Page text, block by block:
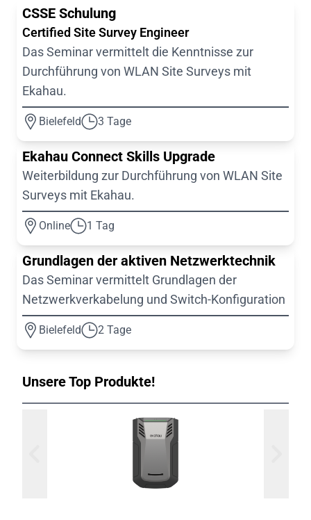
CSSE Schulung
Certified Site Survey Engineer
Das Seminar vermittelt die Kenntnisse zur
Durchführung von WLAN Site Surveys mit
Ekahau.
Bielefeld 3 Tage
Ekahau Connect Skills Upgrade
Weiterbildung zur Durchführung von WLAN Site
Surveys mit Ekahau.
Online 1 Tag
Grundlagen der aktiven Netzwerktechnik
Das Seminar vermittelt Grundlagen der
Netzwerkverkabelung und Switch-Konfiguration
Bielefeld 2 Tage
Unsere Top Produkte!